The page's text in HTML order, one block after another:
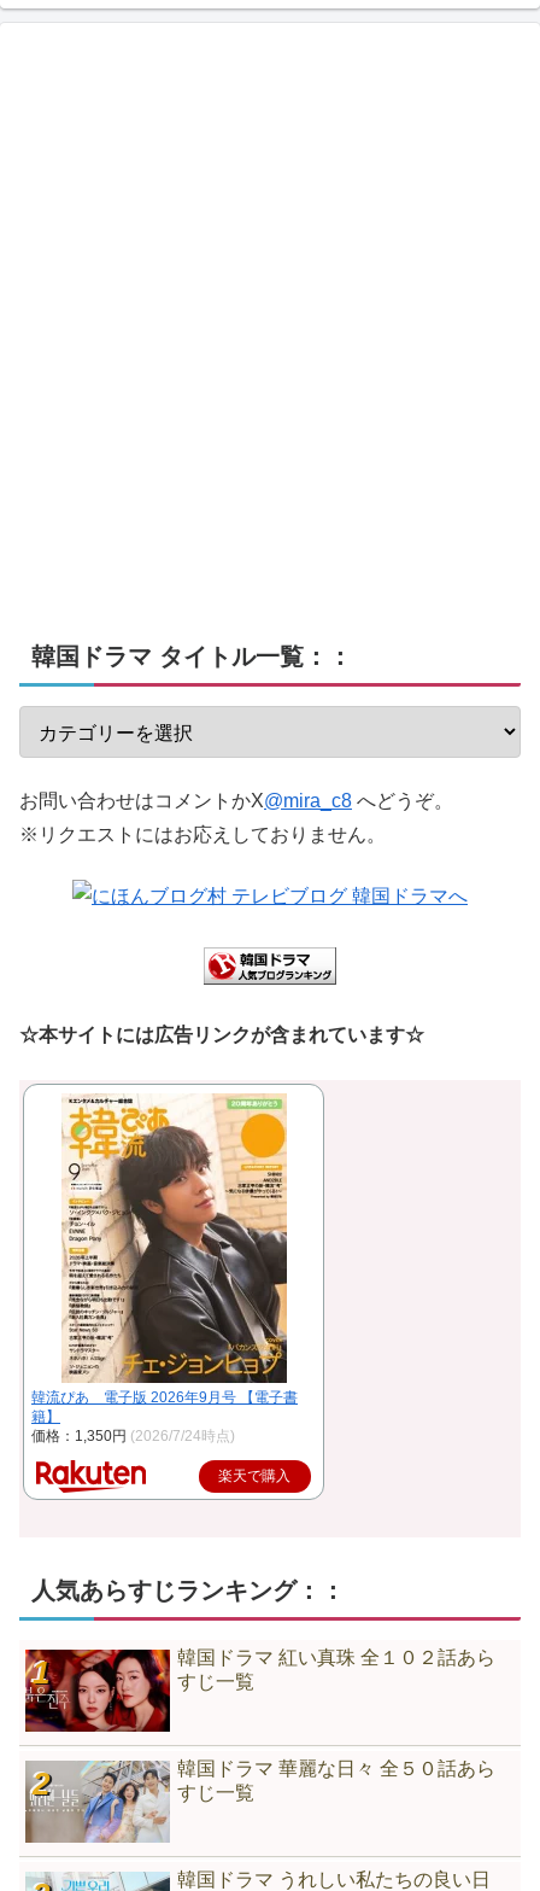
韓国ドラマ タイトル一覧：：
お問い合わせはコメントかX@mira_c8 へどうぞ。
※リクエストにはお応えしておりません。
☆本サイトには広告リンクが含まれています☆
韓流ぴあ 電子版 2026年9月号 【電子書
籍】
価格：1,350円 (2026/7/24時点)
楽天で購入
人気あらすじランキング：：
韓国ドラマ 紅い真珠 全１０２話あら
すじ一覧
韓国ドラマ 華麗な日々 全５０話あら
すじ一覧
韓国ドラマ うれしい私たちの良い日